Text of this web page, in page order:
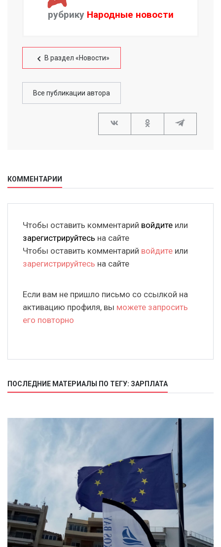
рубрику Народные новости
В раздел «Новости»
Все публикации автора
КОММЕНТАРИИ
Чтобы оставить комментарий войдите или
зарегистрируйтесь на сайте
Чтобы оставить комментарий войдите или
зарегистрируйтесь на сайте
Если вам не пришло письмо со ссылкой на
активацию профиля, вы можете запросить
его повторно
ПОСЛЕДНИЕ МАТЕРИАЛЫ ПО ТЕГУ: ЗАРПЛАТА